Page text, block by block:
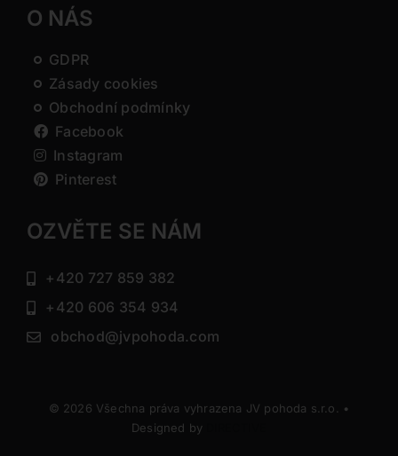
O NÁS
GDPR
Zásady cookies
Obchodní podmínky
Facebook
Instagram
Pinterest
OZVĚTE SE NÁM
+420 727 859 382
+420 606 354 934
obchod@jvpohoda.com
© 2026 Všechna práva vyhrazena JV pohoda s.r.o. •
Designed by